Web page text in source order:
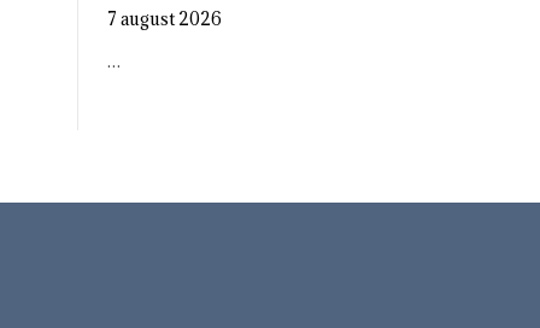
7 august 2026
…